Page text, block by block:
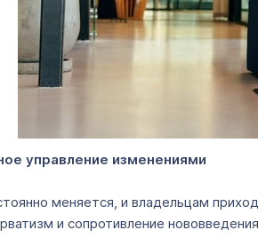
управление изменениями
меняется, и владельцам
и сопротивление